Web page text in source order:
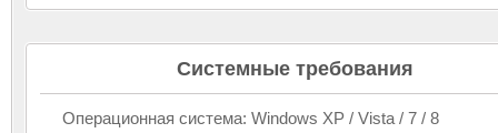
Системные требования
Операционная система: Windows XP / Vista / 7 / 8